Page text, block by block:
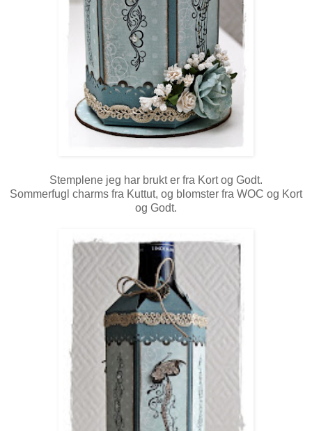
Stemplene jeg har brukt er fra Kort og Godt.
Sommerfugl charms fra Kuttut, og blomster fra WOC og Kort
og Godt.